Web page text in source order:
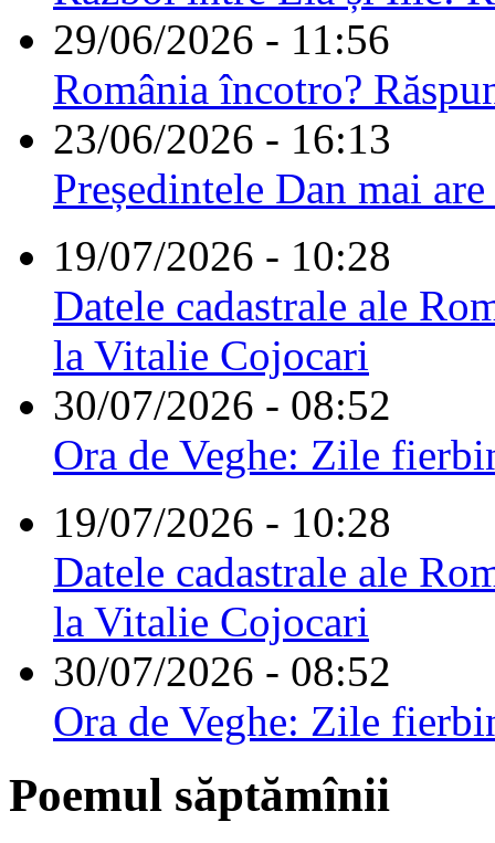
29/06/2026 - 11:56
România încotro?
23/06/2026 - 16:13
Președintele Dan mai
19/07/2026 - 10:28
Datele cadastrale ale
la Vitalie Cojocari
30/07/2026 - 08:52
Ora de Veghe: Zile
19/07/2026 - 10:28
Datele cadastrale ale
la Vitalie Cojocari
30/07/2026 - 08:52
Ora de Veghe: Zile
Poemul săptămînii